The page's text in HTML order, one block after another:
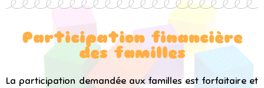
Participation financière
des familles
La participation demandée aux familles est forfaitaire et